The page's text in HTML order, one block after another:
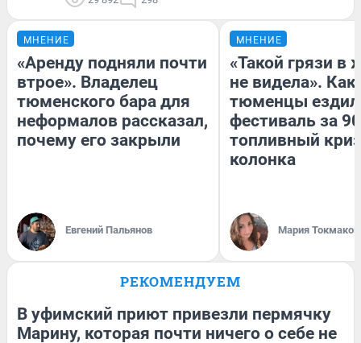
МНЕНИЕ
«Аренду подняли почти
втрое». Владелец
тюменского бара для
неформалов рассказал,
почему его закрыли
Евгений Пальянов
МНЕНИЕ
«Такой грязи в
не видела». Как
тюменцы
фестиваль за
топливный
колонка
Мария
РЕКОМЕНДУЕМ
В уфимский приют привезли пермячку
Марину, которая почти ничего о себе не